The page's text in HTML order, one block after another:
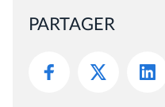
PARTAGER